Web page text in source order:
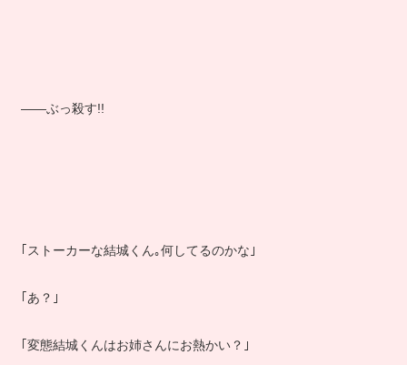
――ぶっ殺す!!
｢ストーカーな結城くん｡何してるのかな｣
｢あ？｣
｢変態結城くんはお姉さんにお熱かい？｣